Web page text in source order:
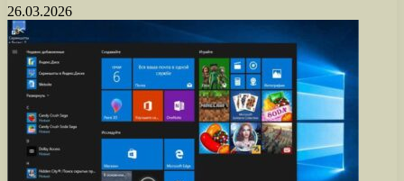
26.03.2026